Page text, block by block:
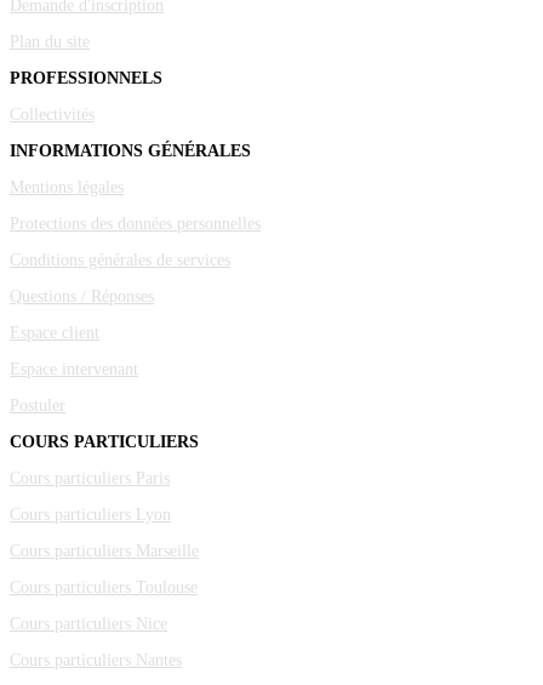
Demande d'inscription
Plan du site
PROFESSIONNELS
Collectivités
INFORMATIONS GÉNÉRALES
Mentions légales
Protections des données personnelles
Conditions générales de services
Questions / Réponses
Espace client
Espace intervenant
Postuler
COURS PARTICULIERS
Cours particuliers Paris
Cours particuliers Lyon
Cours particuliers Marseille
Cours particuliers Toulouse
Cours particuliers Nice
Cours particuliers Nantes